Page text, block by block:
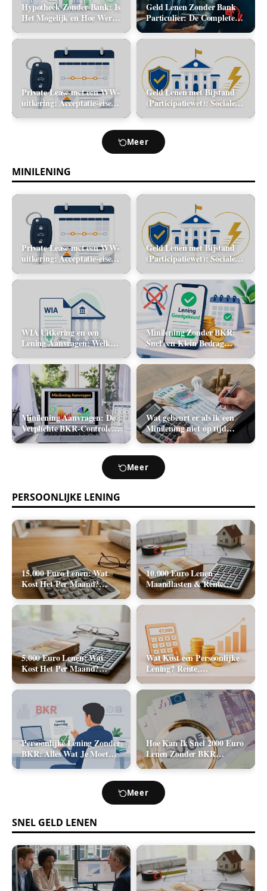
Hypotheek Zonder Bank: Is
Het Mogelijk en Hoe Werkt
Geld Lenen Zonder Bank
Particulier: De Complete
Gids (2026)
Private Lease met een WW-
uitkering: Acceptatie-eisen
Geld Lenen met Bijstand
(Participatiewet): Sociale
Meer
MINILENING
Private Lease met een WW-
uitkering: Acceptatie-eisen
en alternatieve mobiliteit
Geld Lenen met Bijstand
(Participatiewet): Sociale
flitskrediet
WIA Uitkering en een
Lening Aanvragen: Welke
mee?
Minilening Zonder BKR:
Snel een Klein Bedrag
Lenen Zonder Toetsing
Minilening Aanvragen: De
Verplichte BKR-Controle
en de Realistische
Wat gebeurt er als ik een
Minilening niet op tijd
terugbetaal? (Boetes en
Meer
PERSOONLIJKE LENING
15.000 Euro Lenen: Wat
Kost Het Per Maand?
(Rente & Tabel 2026)
10.000 Euro Lenen –
Maandlasten & Rente
Berekenen (2026)
5.000 Euro Lenen: Wat
Kost Het Per Maand?
(Rente & Maandlasten
2026)
Wat Kost een Persoonlijke
Lening? Rente,
Rekenvoorbeelden en Totale
Kosten (2026)
Persoonlijke Lening Zonder
BKR: Alles Wat Je Moet
Hoe Kan Ik Snel 2000 Euro
Lenen Zonder BKR
Toetsing? (De Realistische
Meer
SNEL GELD LENEN